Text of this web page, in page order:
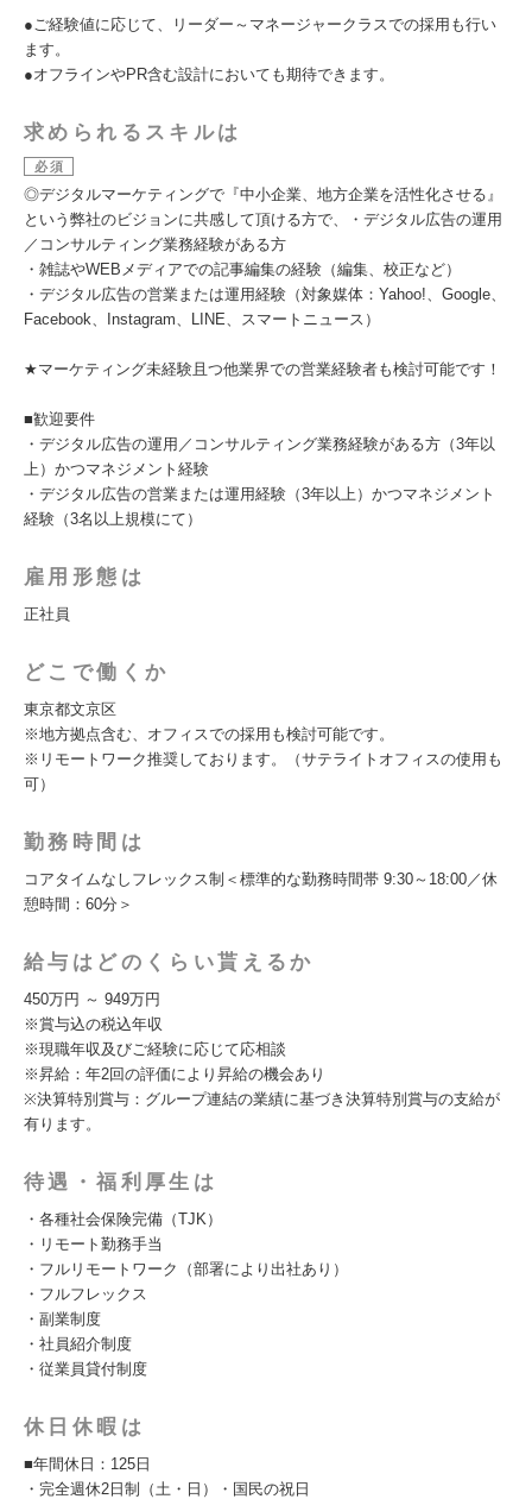
●ご経験値に応じて、リーダー～マネージャークラスでの採用も行い
ます。
●オフラインやPR含む設計においても期待できます。
求められるスキルは
必須
◎デジタルマーケティングで『中小企業、地方企業を活性化させる』
という弊社のビジョンに共感して頂ける方で、・デジタル広告の運用
／コンサルティング業務経験がある方
・雑誌やWEBメディアでの記事編集の経験（編集、校正など）
・デジタル広告の営業または運用経験（対象媒体：Yahoo!、Google、
Facebook、Instagram、LINE、スマートニュース）
★マーケティング未経験且つ他業界での営業経験者も検討可能です！
■歓迎要件
・デジタル広告の運用／コンサルティング業務経験がある方（3年以
上）かつマネジメント経験
・デジタル広告の営業または運用経験（3年以上）かつマネジメント
経験（3名以上規模にて）
雇用形態は
正社員
どこで働くか
東京都文京区
※地方拠点含む、オフィスでの採用も検討可能です。
※リモートワーク推奨しております。（サテライトオフィスの使用も
可）
勤務時間は
コアタイムなしフレックス制＜標準的な勤務時間帯 9:30～18:00／休
憩時間：60分＞
給与はどのくらい貰えるか
450万円 ～ 949万円
※賞与込の税込年収
※現職年収及びご経験に応じて応相談
※昇給：年2回の評価により昇給の機会あり
※決算特別賞与：グループ連結の業績に基づき決算特別賞与の支給が
有ります。
待遇・福利厚生は
・各種社会保険完備（TJK）
・リモート勤務手当
・フルリモートワーク（部署により出社あり）
・フルフレックス
・副業制度
・社員紹介制度
・従業員貸付制度
休日休暇は
■年間休日：125日
・完全週休2日制（土・日）・国民の祝日